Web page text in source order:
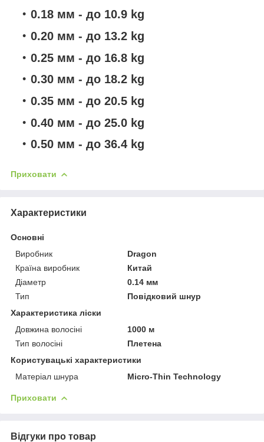
0.18 мм - до 10.9 kg
0.20 мм - до 13.2 kg
0.25 мм - до 16.8 kg
0.30 мм - до 18.2 kg
0.35 мм - до 20.5 kg
0.40 мм - до 25.0 kg
0.50 мм - до 36.4 kg
Приховати
Характеристики
Основні
Виробник
Dragon
Країна виробник
Китай
Діаметр
0.14 мм
Тип
Повідковий шнур
Характеристика ліски
Довжина волосіні
1000 м
Тип волосіні
Плетена
Користувацькі характеристики
Матеріал шнура
Micro-Thin Technology
Приховати
Відгуки про товар